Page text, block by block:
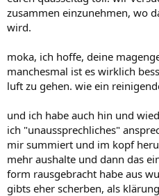
zusammen einzunehmen, wo
wird.
moka, ich hoffe, deine
manchesmal ist es wirklich
luft zu gehen. wie ein
und ich habe auch hin und
ich "unaussprechliches"
mir summiert und im kopf
mehr aushalte und dann das
form rausgebracht habe aus
gibts eher scherben, als